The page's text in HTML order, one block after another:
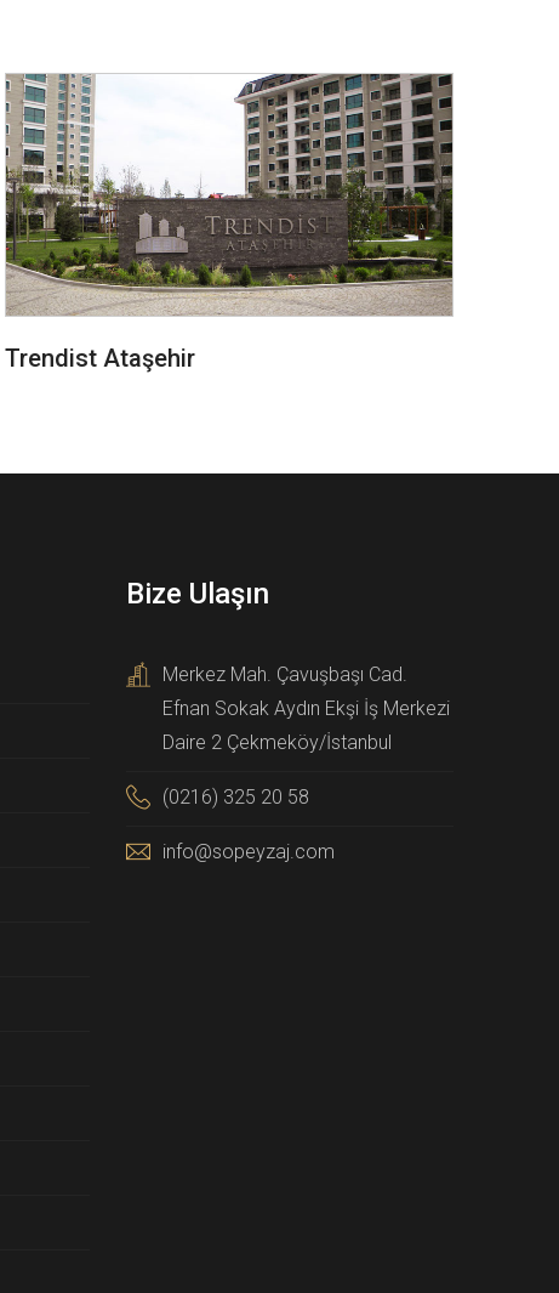
Trendist Ataşehir
Bize Ulaşın
Merkez Mah. Çavuşbaşı Cad.
Efnan Sokak Aydın Ekşi İş Merkezi
Daire 2 Çekmeköy/İstanbul
(0216) 325 20 58
info@sopeyzaj.com